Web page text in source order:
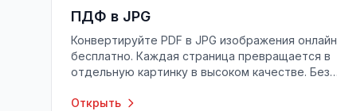
ПДФ в JPG
Конвертируйте PDF в JPG изображения онлайн
бесплатно. Каждая страница превращается в
отдельную картинку в высоком качестве. Без
Открыть